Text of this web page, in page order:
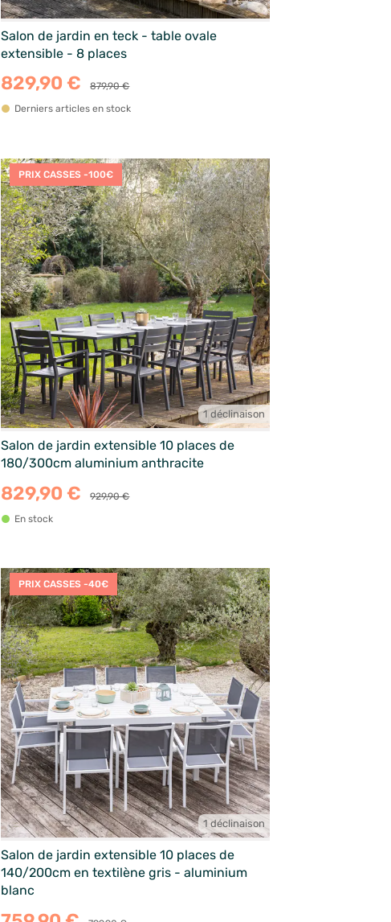
Salon de jardin en teck - table ovale
extensible - 8 places
829,90 €
879,90 €
Derniers articles en stock
PRIX CASSES -100€
1 déclinaison
Salon de jardin extensible 10 places de
180/300cm aluminium anthracite
829,90 €
929,90 €
En stock
PRIX CASSES -40€
1 déclinaison
Salon de jardin extensible 10 places de
140/200cm en textilène gris - aluminium
blanc